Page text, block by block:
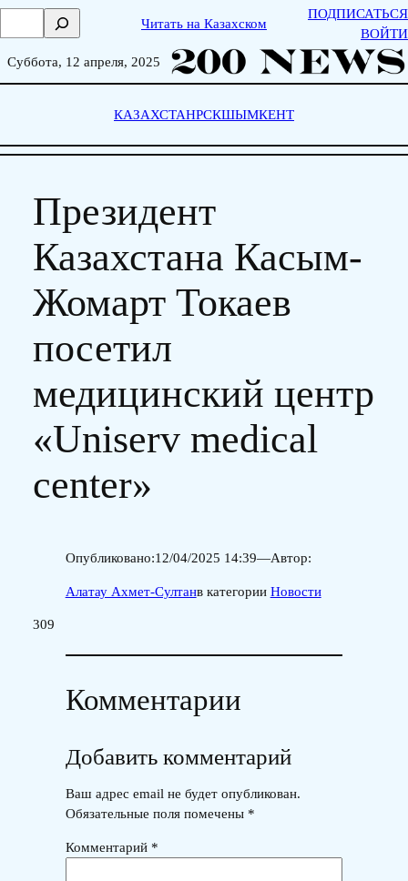
Skip
о
Читать на Казахском
ПОДПИСАТЬСЯ
ВОЙТИ
Суббота, 12 апреля, 2025
КАЗАХСТАНРСКШЫМКЕНТ
Президент
Казахстана Касым-
Жомарт Токаев
посетил
медицинский центр
«Uniserv medical
center»
Опубликовано:12/04/2025 14:39—Автор:
Алатау Ахмет-Султанв категории Новости
309
Комментарии
Добавить комментарий
Ваш адрес email не будет опубликован.
Обязательные поля помечены *
Комментарий *